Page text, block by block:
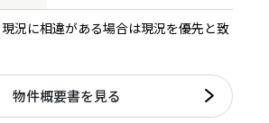
況に相違がある場合は現況を優先と致
物件概要書を見る